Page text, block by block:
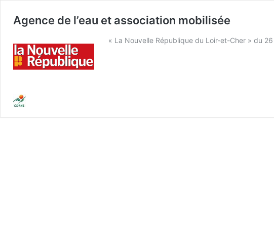
Agence de l’eau et association mobilisée
« La Nouvelle République du Loir-et-Cher » du